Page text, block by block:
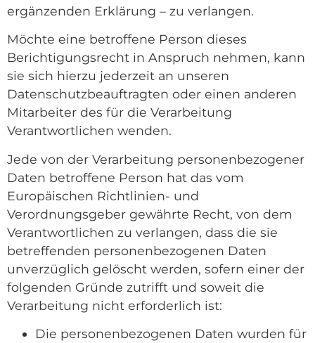
ergänzenden Erklärung – zu verlangen.
Möchte eine betroffene Person dieses
Berichtigungsrecht in Anspruch nehmen, kann
sie sich hierzu jederzeit an unseren
Datenschutzbeauftragten oder einen anderen
Mitarbeiter des für die Verarbeitung
Verantwortlichen wenden.
Jede von der Verarbeitung personenbezogener
Daten betroffene Person hat das vom
Europäischen Richtlinien- und
Verordnungsgeber gewährte Recht, von dem
Verantwortlichen zu verlangen, dass die sie
betreffenden personenbezogenen Daten
unverzüglich gelöscht werden, sofern einer der
folgenden Gründe zutrifft und soweit die
Verarbeitung nicht erforderlich ist:
Die personenbezogenen Daten wurden für